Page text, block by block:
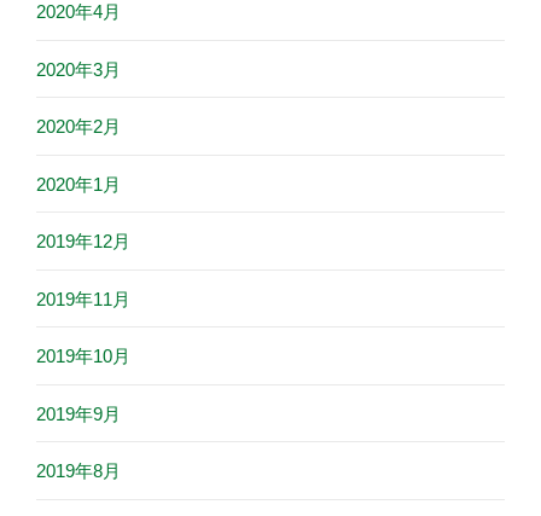
2020年4月
2020年3月
2020年2月
2020年1月
2019年12月
2019年11月
2019年10月
2019年9月
2019年8月